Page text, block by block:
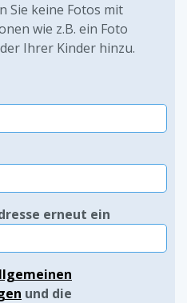
Sie keine Fotos mit
wie z.B. ein Foto
Ihrer Kinder hinzu.
erneut ein
und die